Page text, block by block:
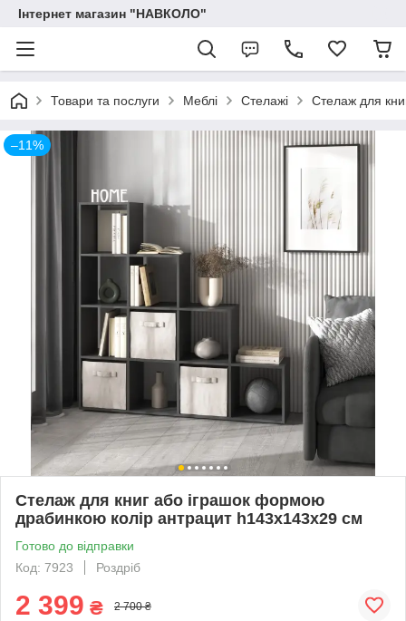
Інтернет магазин "НАВКОЛО"
Товари та послуги Меблі Стелажі Стелаж для
–11%
Стелаж для книг або іграшок формою
драбинкою колір антрацит h143х143х29 см
Готово до відправки
Код: 7923
Роздріб
2 399 ₴ 2 700 ₴